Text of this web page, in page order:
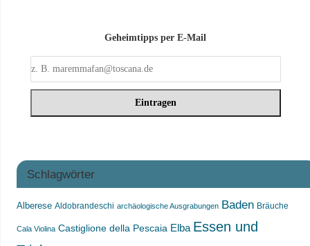
Geheimtipps per E-Mail
Schlagwörter
Alberese Aldobrandeschi archäologische Ausgrabungen Baden Bräuche
Cala Violina Castiglione della Pescaia Elba Essen und